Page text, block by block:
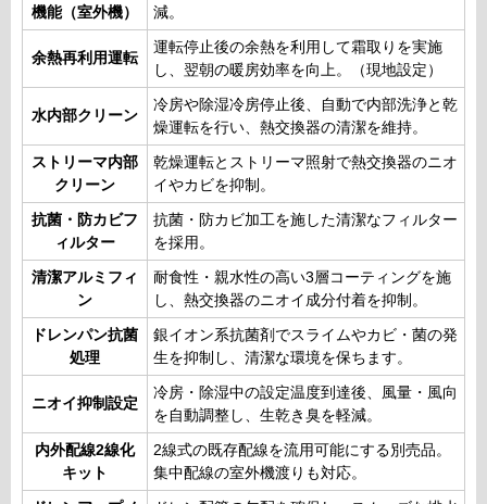
機能（室外機）
減。
余熱再利用運転
運転停止後の余熱を利用して霜取りを実施
し、翌朝の暖房効率を向上。（現地設定）
水内部クリーン
冷房や除湿冷房停止後、自動で内部洗浄と乾
燥運転を行い、熱交換器の清潔を維持。
ストリーマ内部
クリーン
乾燥運転とストリーマ照射で熱交換器のニオ
イやカビを抑制。
抗菌・防カビフ
ィルター
抗菌・防カビ加工を施した清潔なフィルター
を採用。
清潔アルミフィ
ン
耐食性・親水性の高い3層コーティングを施
し、熱交換器のニオイ成分付着を抑制。
ドレンパン抗菌
処理
銀イオン系抗菌剤でスライムやカビ・菌の発
生を抑制し、清潔な環境を保ちます。
ニオイ抑制設定
冷房・除湿中の設定温度到達後、風量・風向
を自動調整し、生乾き臭を軽減。
内外配線2線化
キット
2線式の既存配線を流用可能にする別売品。
集中配線の室外機渡りも対応。